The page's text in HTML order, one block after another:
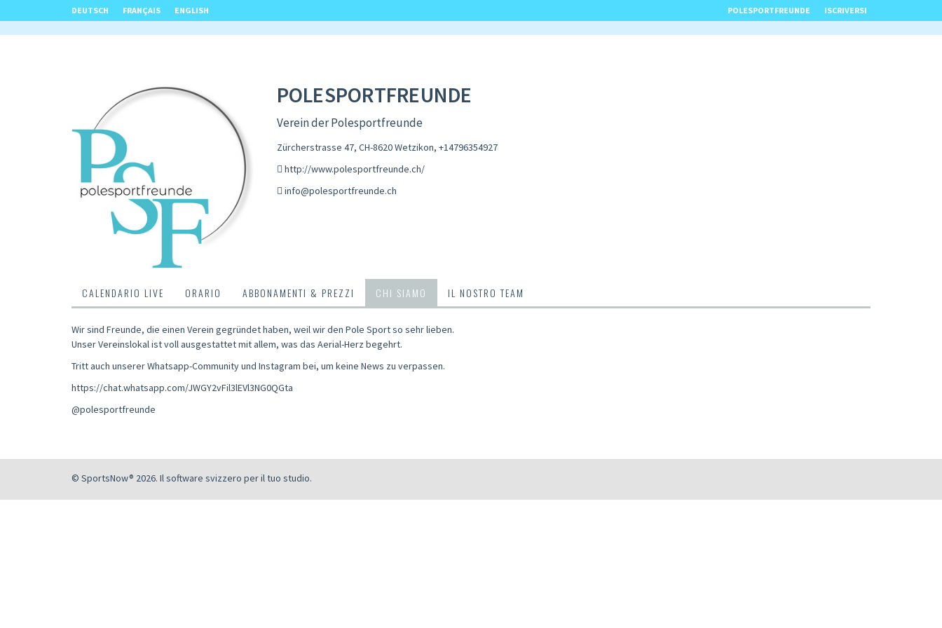
DEUTSCH FRANÇAIS ENGLISH POLESPORTFREUNDE ISCRIVERSI
POLESPORTFREUNDE
Verein der Polesportfreunde
Zürcherstrasse 47, CH-8620 Wetzikon, +14796354927
http://www.polesportfreunde.ch/
info@polesportfreunde.ch
CALENDARIO LIVE ORARIO ABBONAMENTI & PREZZI CHI SIAMO IL NOSTRO TEAM
Wir sind Freunde, die einen Verein gegründet haben, weil wir den Pole Sport so sehr lieben.
Unser Vereinslokal ist voll ausgestattet mit allem, was das Aerial-Herz begehrt.
Tritt auch unserer Whatsapp-Community und Instagram bei, um keine News zu verpassen.
https://chat.whatsapp.com/JWGY2vFil3lEVl3NG0QGta
@polesportfreunde
© SportsNow® 2026. Il software svizzero per il tuo studio.